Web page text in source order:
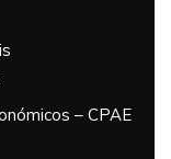
– CPAE